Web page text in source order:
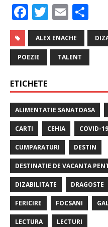
F
a
c
e
b
o
o
k
T
w
it
te
E
m
ai
l
ar
ta
je
z
ă
ALEX ENACHE
POEZIE TALENT
ETICHETE
ALIMENTATIE SANATOASA
CARTI CEHIA COVID-19
CUMPARATURI DESTIN
DESTINATIE DE VACANTA
DIZABILITATE DRAGOSTE
FERICIRE FOCSANI
LECTURA LECTURI